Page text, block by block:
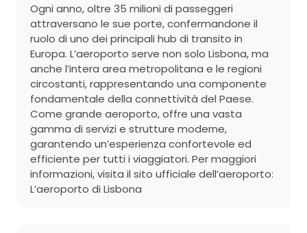
Ogni anno, oltre 35 milioni di passeggeri
attraversano le sue porte, confermandone il
ruolo di uno dei principali hub di transito in
Europa. L’aeroporto serve non solo Lisbona, ma
anche l’intera area metropolitana e le regioni
circostanti, rappresentando una componente
fondamentale della connettività del Paese.
Come grande aeroporto, offre una vasta
gamma di servizi e strutture moderne,
garantendo un’esperienza confortevole ed
efficiente per tutti i viaggiatori. Per maggiori
informazioni, visita il sito ufficiale dell’aeroporto:
L’aeroporto di Lisbona